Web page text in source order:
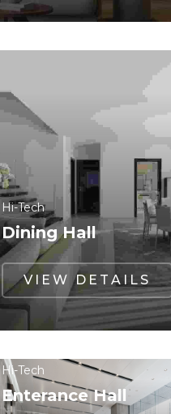
Hi-Tech
Dining Hall
VIEW DETAILS
Hi-Tech
Enterance Hall